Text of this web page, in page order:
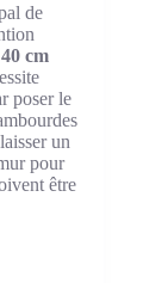
de
40 cm
poser le
un
pour
être